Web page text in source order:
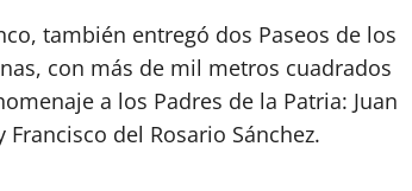
también entregó dos Paseos de los
con más de mil metros cuadrados
a los Padres de la Patria: Juan
del Rosario Sánchez.